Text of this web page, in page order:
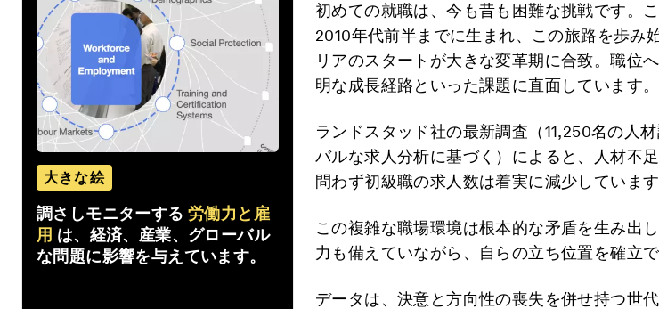
大きな絵
調さしモニターする 労働力と雇
用 は、経済、産業、グローバル
な問題に影響を与えています。
初めての就職は、今も昔も困難な挑戦です。
2010年代前半までに生まれ、この旅路を歩み
リアのスタートが大きな変革期に合致。職位
明な成長経路といった課題に直面しています。
ランドスタッド社の最新調査（11,250名の人
バルな求人分析に基づく）によると、人材不
問わず初級職の求人数は着実に減少しています
この複雑な職場環境は根本的な矛盾を生み出
力も備えていながら、自らの立ち位置を確立
データは、決意と方向性の喪失を併せ持つ世